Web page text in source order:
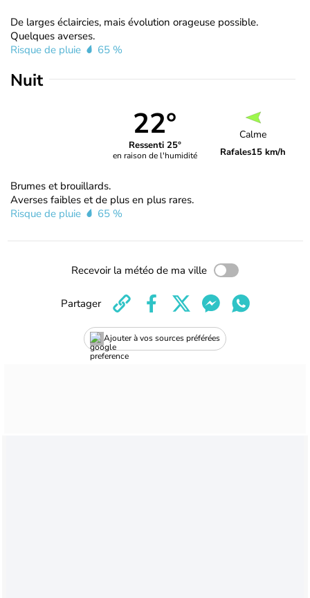
De larges éclaircies, mais évolution orageuse possible.
Quelques averses.
Risque de pluie
65 %
Nuit
22°
Ressenti 25°
en raison de l'humidité
Calme
Rafales15 km/h
Brumes et brouillards.
Averses faibles et de plus en plus rares.
Risque de pluie
65 %
Recevoir la météo de ma ville
Ajouter à vos sources préférées
Partager